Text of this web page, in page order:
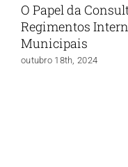
O Papel da
Regimentos
Municipais
outubro 18th, 2024